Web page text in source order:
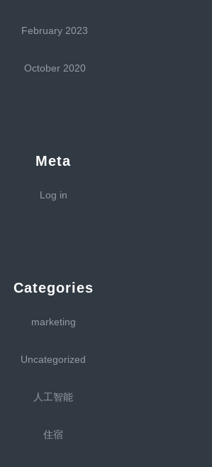
February 2023
October 2020
Meta
Log in
Categories
marketing
Uncategorized
人工智能
住宿